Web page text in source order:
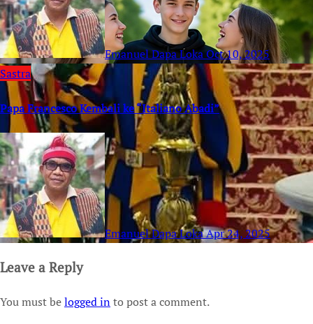
Emanuel Dapa LokaOct 10, 2025
Sastra
Papa Francesco Kembali ke “Italiano Abadi”
Emanuel Dapa LokaApr 24, 2025
Leave a Reply
You must belogged into post a comment.